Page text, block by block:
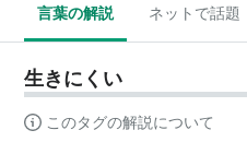
言葉の解説 ネットで話題
生きにくい
このタグの解説について